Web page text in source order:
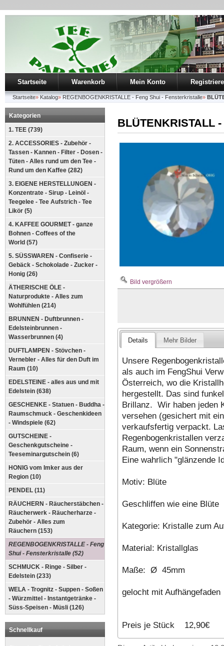
Startseite Warenkorb Mein Konto
Startseite» Katalog» REGENBOGENKRISTALLE - Feng Shui - Fensterkristalle»
Kategorien
1. TEE (739)
2. ACCESSORIES - Zubehör -
Tassen - Kannen - Filter - Dosen -
Tüten - Alles rund um den Tee -
Rund um den Kaffee (282)
3. EIGENE HERSTELLUNGEN -
Konzentrate - Sirup - Leinöl -
Teegelee - Tee Aufstrich - Tee
Likör (5)
4. KAFFEE GOURMET - ganze
Bohnen - Coffees of the
World (57)
5. SÜSSWAREN - Confiserie -
Gebäck - Schokolade - Zucker -
Honig (26)
ÄTHERISCHE ÖLE -
Naturprodukte - Alles zum
Wohlfühlen (214)
BRUNNEN - Duftbrunnen -
Edelsteinbrunnen -
Wasserbrunnen (4)
DUFTLAMPEN - Stövchen -
Vernebler - Alles für den Duft im
Raum (10)
EDELSTEINE - alles aus und mit
Edelstein (638)
GESCHENKE - Statuen - Buddha -
Raumschmuck - Geschenkideen
- Windspiele (62)
GUTSCHEINE -
Geschenkgutscheine -
Teeseminargutschein (6)
HONIG vom Imker aus der
Region (10)
PENDEL (11)
RÄUCHERN - Räucherstäbchen -
Räucherwerk - Räucherharze -
Zubehör - Alles zum
Räuchern (153)
REGENBOGENKRISTALLE - Feng
Shui - Fensterkristalle (52)
SCHMUCK - Ringe - Silber -
Edelstein (233)
WELA - Trognitz - Suppen - Soßen
- Würzmittel - Instantgetränke -
Süss-Speisen - Müsli (126)
Schnellkauf
BLÜTENKRISTALL
Bild vergrößern
Details Mehr Bilder
Unsere
als auch im FengShui
Österreich, wo die
hergestellt. Das sind
Brillanz. Wir haben jeden
versehen (gesichert mit
verkaufsfertig verpackt.
Regenbogenkristallen
Raum, wenn ein
Eine wahrlich "glänzende
Motiv: Blüte
Geschliffen wie eine Blüte
Kategorie: Kristalle zum
Material: Kristallglas
Maße: Ø 45mm
gelocht mit Aufhängefaden
Preis je Stück 12,90€